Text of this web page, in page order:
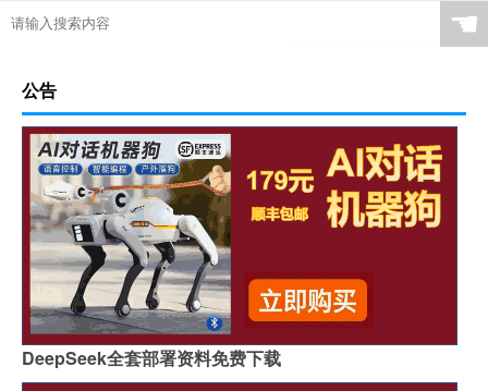
☚
公告
DeepSeek全套部署资料免费下载